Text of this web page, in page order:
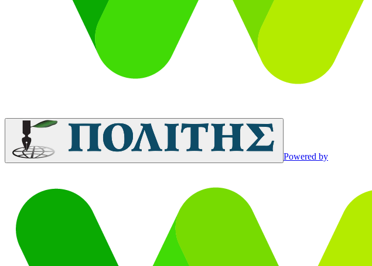
Powered by